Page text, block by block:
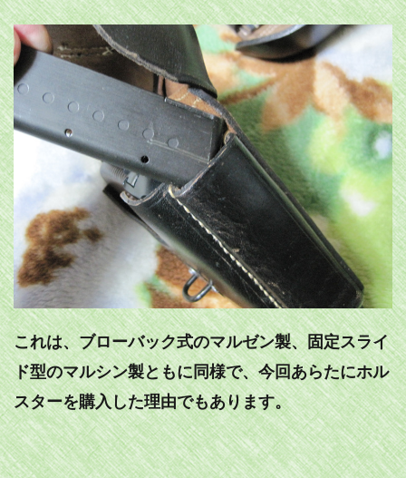
これは、ブローバック式のマルゼン製、固定スライ
ド型のマルシン製ともに同様で、今回あらたにホル
スターを購入した理由でもあります。